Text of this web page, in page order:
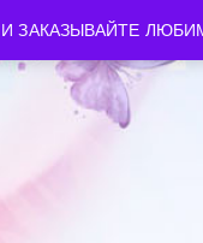
И ЗАКАЗЫВАЙТЕ
Время работы: пн-